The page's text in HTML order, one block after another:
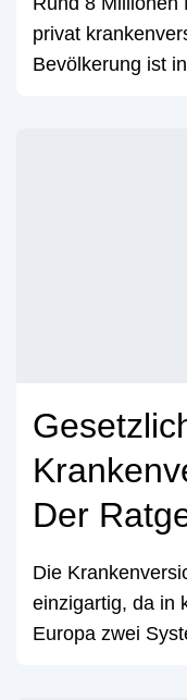
privat
Bevölkerung ist
Der
Die
einzigartig, da in
Europa zwei